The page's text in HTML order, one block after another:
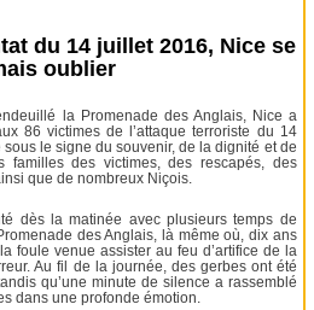
du 14 juillet 2016, Nice se
oublier
la Promenade des Anglais, Nice a
86 victimes de l’attaque terroriste du 14
le signe du souvenir, de la dignité et de
familles des victimes, des rescapés, des
que de nombreux Niçois.
dès la matinée avec plusieurs temps de
des Anglais, là même où, dix ans
foule venue assister au feu d’artifice de la
Au fil de la journée, des gerbes ont été
qu’une minute de silence a rassemblé
dans une profonde émotion.